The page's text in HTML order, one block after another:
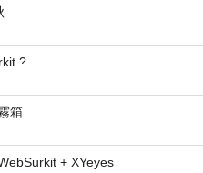
?
箱
+ XYeyes